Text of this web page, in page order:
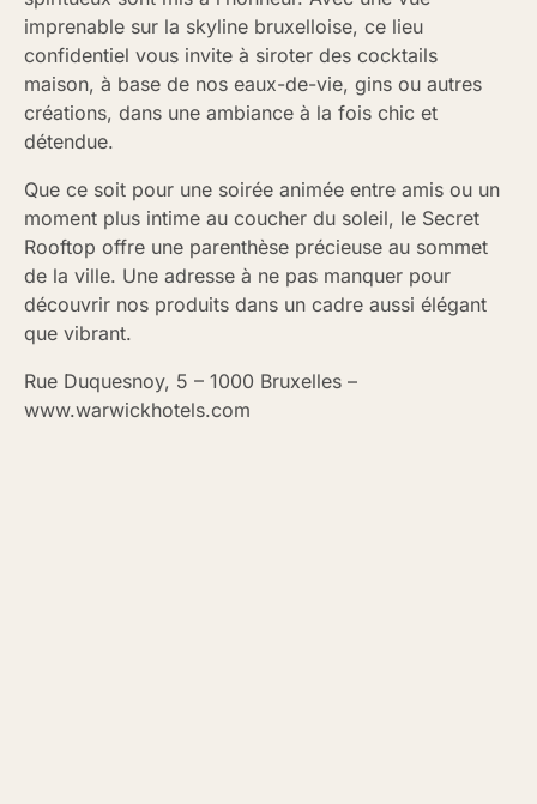
imprenable sur la skyline bruxelloise, ce lieu
confidentiel vous invite à siroter des cocktails
maison, à base de nos eaux-de-vie, gins ou autres
créations, dans une ambiance à la fois chic et
détendue.
Que ce soit pour une soirée animée entre amis ou un
moment plus intime au coucher du soleil, le Secret
Rooftop offre une parenthèse précieuse au sommet
de la ville. Une adresse à ne pas manquer pour
découvrir nos produits dans un cadre aussi élégant
que vibrant.
Rue Duquesnoy, 5 – 1000 Bruxelles –
www.warwickhotels.com